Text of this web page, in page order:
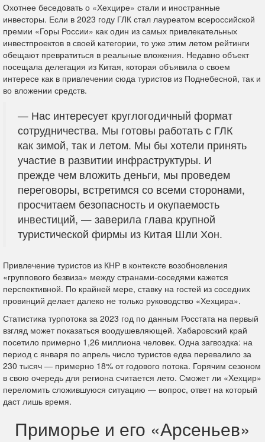
Охотнее беседовать о «Хехцире» стали и иностранные
инвесторы. Если в 2023 году ГЛК стал лауреатом всероссийской
премии «Горы России» как один из самых привлекательных
инвестпроектов в своей категории, то уже этим летом рейтинги
обещают превратиться в реальные вложения. Недавно объект
посещала делегация из Китая, которая объявила о своем
интересе как в привлечении сюда туристов из Поднебесной, так и
во вложении средств.
— Нас интересует круглогодичный формат
сотрудничества. Мы готовы работать с ГЛК
как зимой, так и летом. Мы бы хотели принять
участие в развитии инфраструктуры. И
прежде чем вложить деньги, мы проведем
переговоры, встретимся со всеми сторонами,
просчитаем безопасность и окупаемость
инвестиций, — заверила глава крупной
туристической фирмы из Китая Шли Хон.
Привлечение туристов из КНР в контексте возобновления
«группового безвиза» между странами-соседями кажется
перспективной. По крайней мере, ставку на гостей из соседних
провинций делает далеко не только руководство «Хехцира».
Статистика турпотока за 2023 год по данным Росстата на первый
взгляд может показаться воодушевляющей. Хабаровский край
посетило примерно 1,26 миллиона человек. Одна загвоздка: на
период с января по апрель число туристов едва перевалило за
230 тысяч — примерно 18% от годового потока. Горячим сезоном
в свою очередь для региона считается лето. Сможет ли «Хехцир»
переломить сложившуюся ситуацию — вопрос, ответ на который
даст лишь время.
Приморье и его «Арсеньев»